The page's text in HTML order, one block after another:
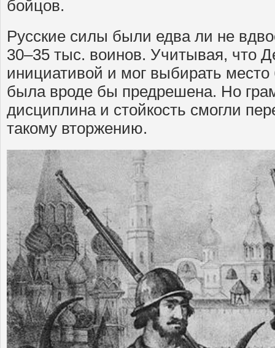
бойцов.
Русские силы были едва ли не
30–35 тыс. воинов. Учитывая, что
инициативой и мог выбирать место
была вроде бы предрешена. Но
дисциплина и стойкость смогли
такому вторжению.